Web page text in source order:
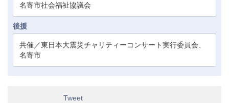
名寄市社会福祉協議会
後援
共催／東日本大震災チャリティーコンサート実行委員会、
名寄市
Tweet